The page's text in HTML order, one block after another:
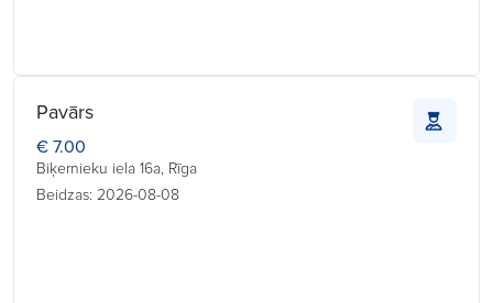
Pavārs
€ 7.00
Biķernieku iela 16a, Rīga
Beidzas: 2026-08-08